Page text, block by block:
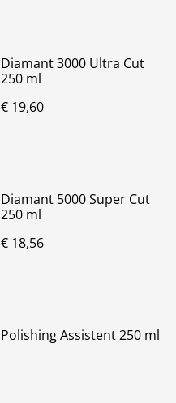
Diamant 3000 Ultra Cut
250 ml
€ 19,60
Diamant 5000 Super Cut
250 ml
€ 18,56
Polishing Assistent 250 ml